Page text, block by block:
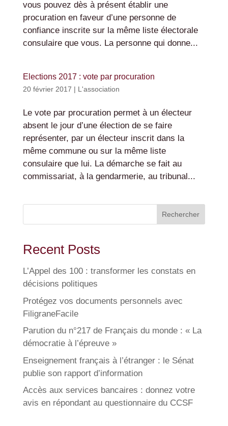
vous pouvez dès à présent établir une
procuration en faveur d’une personne de
confiance inscrite sur la même liste électorale
consulaire que vous. La personne qui donne...
Elections 2017 : vote par procuration
20 février 2017 | L'association
Le vote par procuration permet à un électeur
absent le jour d’une élection de se faire
représenter, par un électeur inscrit dans la
même commune ou sur la même liste
consulaire que lui. La démarche se fait au
commissariat, à la gendarmerie, au tribunal...
Rechercher
Recent Posts
L’Appel des 100 : transformer les constats en
décisions politiques
Protégez vos documents personnels avec
FiligraneFacile
Parution du n°217 de Français du monde : « La
démocratie à l’épreuve »
Enseignement français à l’étranger : le Sénat
publie son rapport d’information
Accès aux services bancaires : donnez votre
avis en répondant au questionnaire du CCSF